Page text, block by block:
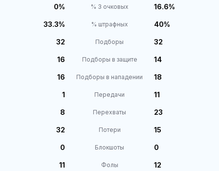
0% % 3 очковых 16.6%
33.3% % штрафных 40%
32 Подборы 32
16 Подборы в защите 14
16 Подборы в нападении 18
1 Передачи 11
8 Перехваты 23
32 Потери 15
0 Блокшоты 0
11 Фолы 12